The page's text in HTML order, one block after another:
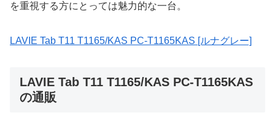
を重視する方にとっては魅力的な一台。
LAVIE Tab T11 T1165/KAS PC-T1165KAS [ルナグレー]
LAVIE Tab T11 T1165/KAS PC-T1165KAS
の通販